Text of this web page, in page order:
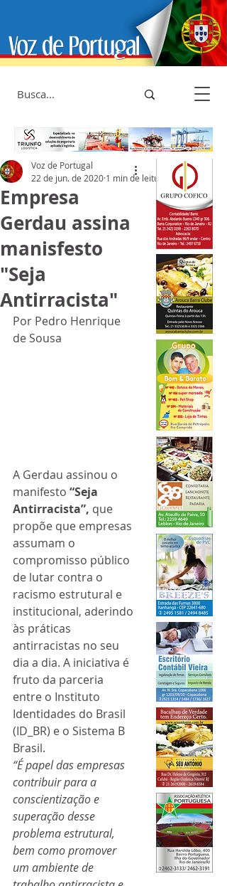
Empresa
Gerdau assina
manisfesto
"Seja
Antirracista"
Voz de Portugal
22 de jun. de 2020 1 min de leitura
Por Pedro Henrique
de Sousa
A Gerdau assinou o
manifesto “Seja
Antirracista”, que
propõe que empresas
assumam o
compromisso público
de lutar contra o
racismo estrutural e
institucional, aderindo
às práticas
antirracistas no seu
dia a dia. A iniciativa é
fruto da parceria
entre o Instituto
Identidades do Brasil
(ID_BR) e o Sistema B
Brasil.
“É papel das empresas
contribuir para a
conscientização e
superação desse
problema estrutural,
bem como promover
um ambiente de